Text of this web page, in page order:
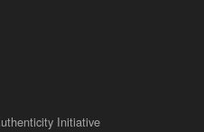
Initiative